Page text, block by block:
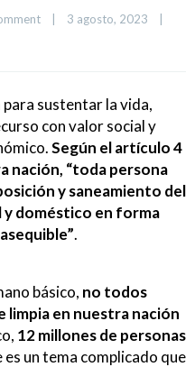
| 3 agosto, 2023 |
para sustentar la vida,
con valor social y
Según el artículo 4
nación, “toda persona
y saneamiento del
y doméstico en forma
.
básico, no todos
limpia en nuestra nación
12 millones de personas
es un tema complicado que